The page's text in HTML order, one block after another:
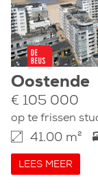
Oostende
€ 105 000
op te frissen
41.00 m²
LEES MEER